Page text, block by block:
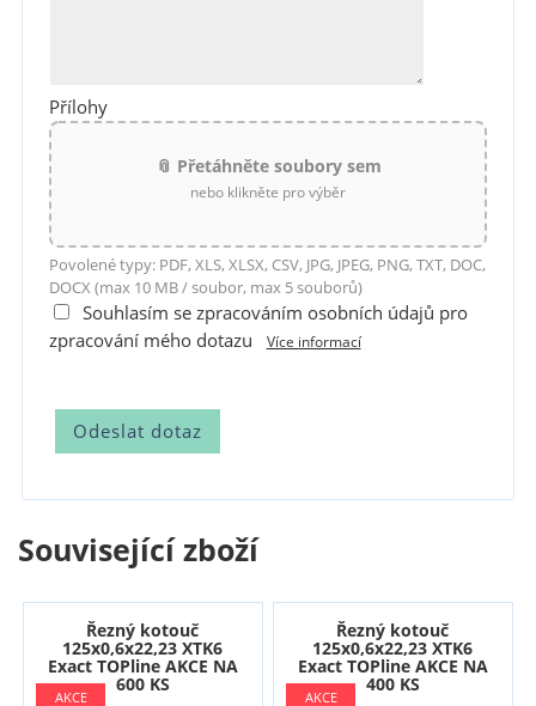
Přílohy
📎 Přetáhněte soubory sem
nebo klikněte pro výběr
Povolené typy: PDF, XLS, XLSX, CSV, JPG, JPEG, PNG, TXT, DOC,
DOCX (max 10 MB / soubor, max 5 souborů)
Souhlasím se zpracováním osobních údajů pro
zpracování mého dotazu
Více informací
Související zboží
Řezný kotouč
125x0,6x22,23 XTK6
Exact TOPline AKCE NA
600 KS
Řezný kotouč
125x0,6x22,23 XTK6
Exact TOPline AKCE NA
400 KS